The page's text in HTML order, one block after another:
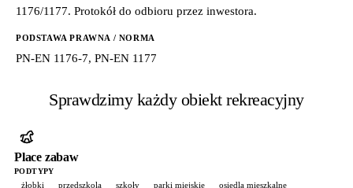
1176/1177. Protokół do odbioru przez inwestora.
PODSTAWA PRAWNA / NORMA
PN-EN 1176-7, PN-EN 1177
Sprawdzimy każdy obiekt rekreacyjny
Place zabaw
PODTYPY
żłobki przedszkola szkoły parki miejskie
osiedla mieszkalne